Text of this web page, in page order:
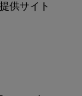
供サイト